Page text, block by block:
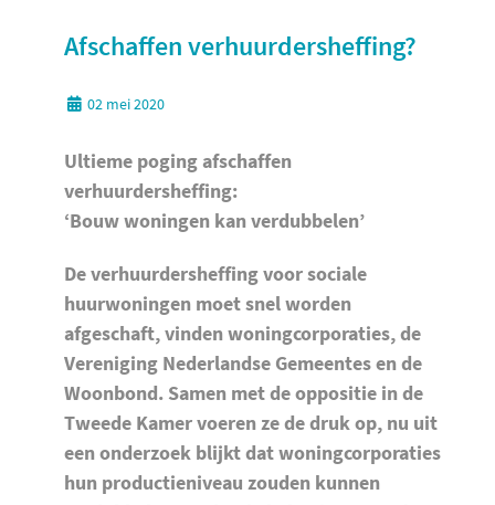
Afschaffen verhuurdersheffing?
02 mei 2020
Ultieme poging afschaffen
verhuurdersheffing:
‘Bouw woningen kan verdubbelen’
De verhuurdersheffing voor sociale
huurwoningen moet snel worden
afgeschaft, vinden woningcorporaties, de
Vereniging Nederlandse Gemeentes en de
Woonbond. Samen met de oppositie in de
Tweede Kamer voeren ze de druk op, nu uit
een onderzoek blijkt dat woningcorporaties
hun productieniveau zouden kunnen